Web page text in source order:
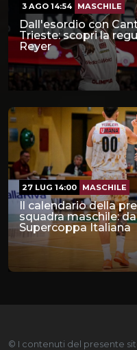
Dall'esordio con
Trieste: scopri la
Reyer
3 AGO 14:54 MASCHILE
Il calendario della
squadra maschile:
Supercoppa Italiana
27 LUG 14:00 MASCHILE
© I contenuti del presente